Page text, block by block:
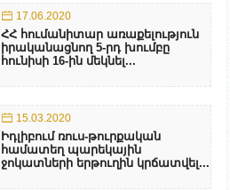
17.06.2020
ՀՀ հումանիտար առաքելություն
իրականացնող 5-րդ խումբը
հունիսի 16-ին մեկնել...
15.03.2020
Իդլիբում ռուս-թուրքական
համատեղ պարեկային
ջոկատների երթուղին կրճատվել...